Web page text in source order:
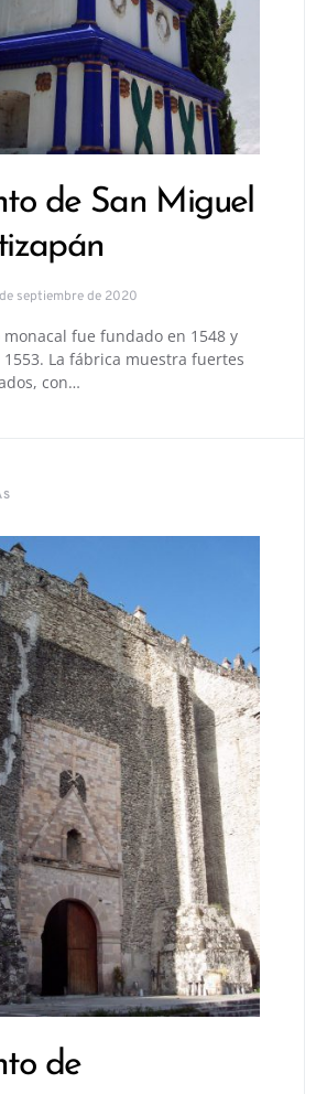
de San Miguel
septiembre de 2020
monacal fue fundado en 1548 y
La fábrica muestra fuertes
con…
de